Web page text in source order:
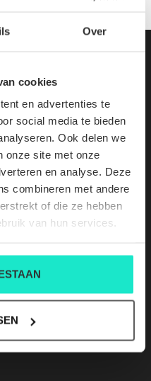
Over
cookies
en advertenties te
social media te bieden
Ook delen we
onze site met onze
en analyse. Deze
combineren met andere
of die ze hebben
van hun services.